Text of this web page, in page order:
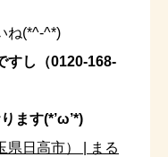
ね(*^-^*)
すし（0120-168-
ます(*’ω’*)
県日高市） | まる